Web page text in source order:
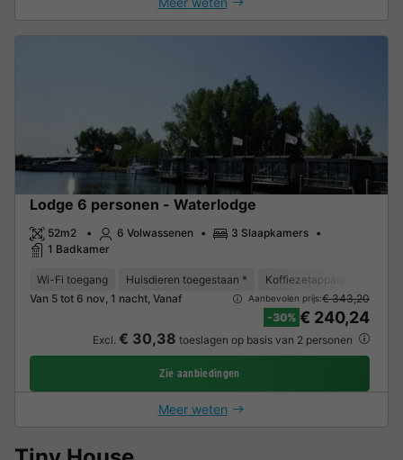
Lodge 6 personen - Waterlodge
52m2 6 Volwassenen
3 Slaapkamers
1 Badkamer
Wi-Fi toegang Huisdieren toegestaan * Koffiezetapparaat
Van 5 tot 6 nov, 1 nacht, Vanaf
Aanbevolen prijs:€ 343,20
-30% € 240,24
Excl. € 30,38 toeslagen op basis van 2 personen
Zie aanbiedingen
Meer weten